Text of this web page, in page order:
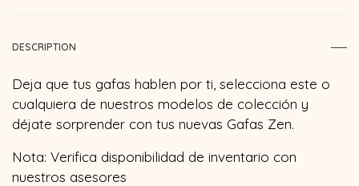
DESCRIPTION
Deja que tus gafas hablen por ti, selecciona este o
cualquiera de nuestros modelos de colección y
déjate sorprender con tus nuevas Gafas Zen.
Nota: Verifica disponibilidad de inventario con
nuestros asesores